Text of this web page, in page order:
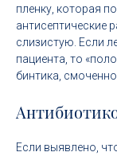
пленку, которая
антисептические
слизистую. Если
пациента, то
бинтика,
Если выявлено,